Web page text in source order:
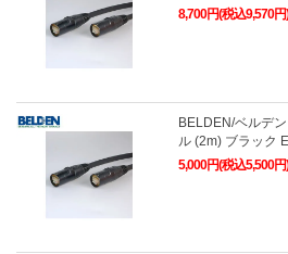
8,700円(税込9,570円
BELDEN/ベルデ
ル (2m) ブラック
5,000円(税込5,500円